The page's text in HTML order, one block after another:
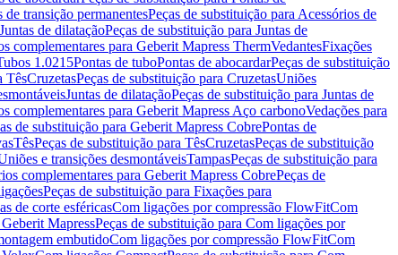
de transição permanentesPeças de substituição para Acessórios de
Juntas de dilataçãoPeças de substituição para Juntas de
complementares para Geberit Mapress ThermVedantesFixações
1.0215Pontas de tuboPontas de abocardarPeças de substituição
TêsCruzetasPeças de substituição para CruzetasUniões
Juntas de dilataçãoPeças de substituição para Juntas de
complementares para Geberit Mapress Aço carbonoVedações para
de substituição para Geberit Mapress CobrePontas de
TêsPeças de substituição para TêsCruzetasPeças de substituição
e transições desmontáveisTampasPeças de substituição para
complementares para Geberit Mapress CobrePeças de
Peças de substituição para Fixações para
de corte esféricasCom ligações por compressão FlowFitCom
MapressPeças de substituição para Com ligações por
embutidoCom ligações por compressão FlowFitCom